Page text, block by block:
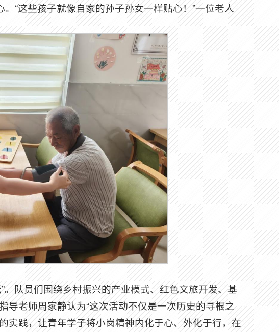
“这些孩子就像自家的孙子孙女一样贴心！”一位老人
队员们围绕乡村振兴的产业模式、红色文旅开发、基
老师周家静认为“这次活动不仅是一次历史的寻根之
实践，让青年学子将小岗精神内化于心、外化于行，在